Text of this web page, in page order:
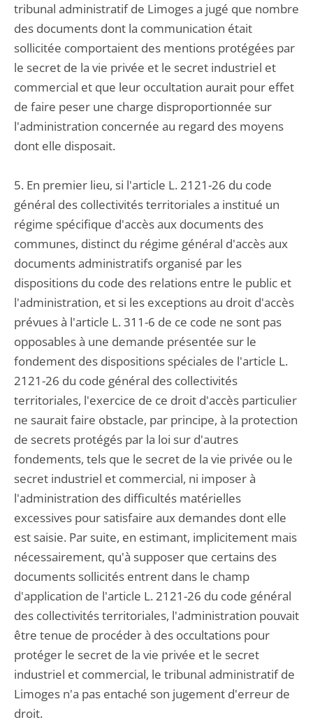
tribunal administratif de Limoges a jugé que nombre
des documents dont la communication était
sollicitée comportaient des mentions protégées par
le secret de la vie privée et le secret industriel et
commercial et que leur occultation aurait pour effet
de faire peser une charge disproportionnée sur
l'administration concernée au regard des moyens
dont elle disposait.
5. En premier lieu, si l'article L. 2121-26 du code
général des collectivités territoriales a institué un
régime spécifique d'accès aux documents des
communes, distinct du régime général d'accès aux
documents administratifs organisé par les
dispositions du code des relations entre le public et
l'administration, et si les exceptions au droit d'accès
prévues à l'article L. 311-6 de ce code ne sont pas
opposables à une demande présentée sur le
fondement des dispositions spéciales de l'article L.
2121-26 du code général des collectivités
territoriales, l'exercice de ce droit d'accès particulier
ne saurait faire obstacle, par principe, à la protection
de secrets protégés par la loi sur d'autres
fondements, tels que le secret de la vie privée ou le
secret industriel et commercial, ni imposer à
l'administration des difficultés matérielles
excessives pour satisfaire aux demandes dont elle
est saisie. Par suite, en estimant, implicitement mais
nécessairement, qu'à supposer que certains des
documents sollicités entrent dans le champ
d'application de l'article L. 2121-26 du code général
des collectivités territoriales, l'administration pouvait
être tenue de procéder à des occultations pour
protéger le secret de la vie privée et le secret
industriel et commercial, le tribunal administratif de
Limoges n'a pas entaché son jugement d'erreur de
droit.